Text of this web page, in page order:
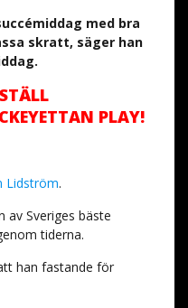
med bra
skratt, säger han
PLAY!
Lidström.
av Sveriges bäste
tiderna.
han fastande för